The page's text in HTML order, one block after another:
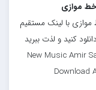
خط موازی
موازی با لینک مستقیم
کنید و لذت ببرید
New Music Amir
Download